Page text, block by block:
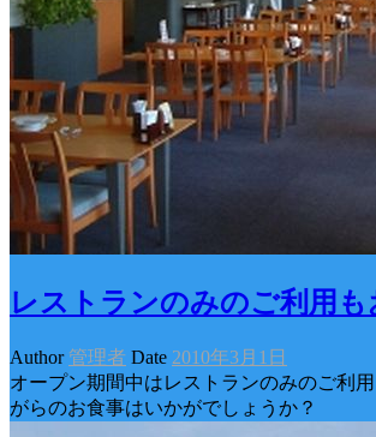
レストランのみのご利用
Author 管理者 Date 2010年3月1日
オープン期間中はレストランのみのご利
がらのお食事はいかがでしょうか？